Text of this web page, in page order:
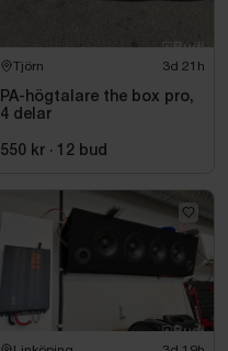
Tjörn 3d 21h
PA-högtalare the box pro,
4 delar
550 kr · 12 bud